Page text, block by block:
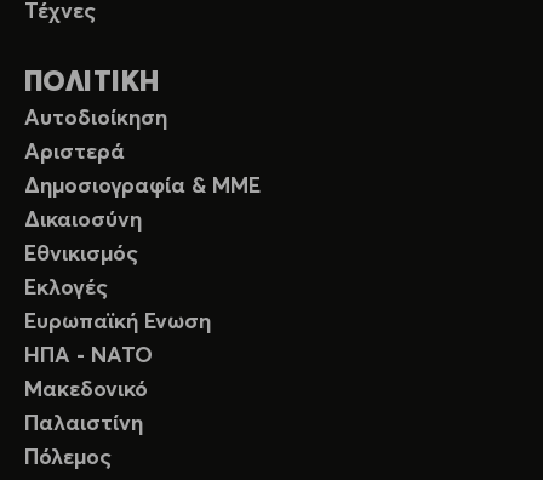
Τέχνες
ΠΟΛΙΤΙΚΗ
Αυτοδιοίκηση
Αριστερά
Δημοσιογραφία & ΜΜΕ
Δικαιοσύνη
Εθνικισμός
Εκλογές
Ευρωπαϊκή Ενωση
ΗΠΑ - ΝΑΤΟ
Μακεδονικό
Παλαιστίνη
Πόλεμος